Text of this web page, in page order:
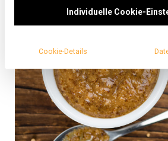
Individuelle Cookie-
Cookie-Details